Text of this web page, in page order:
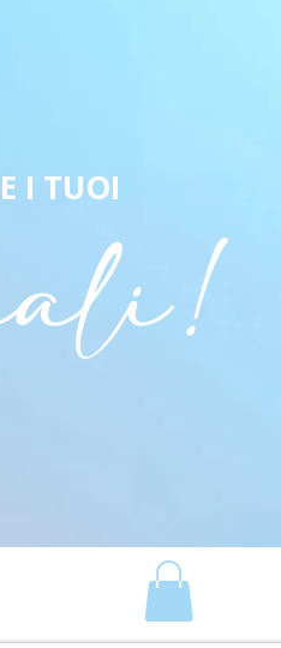
I TUOI